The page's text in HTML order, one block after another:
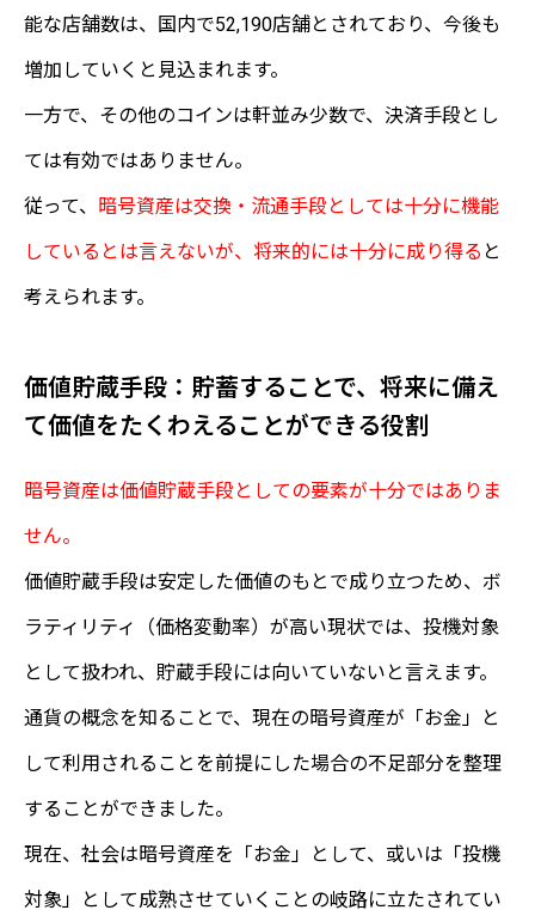
能な店舗数は、国内で52,190店舗とされており、今後も
増加していくと見込まれます。
一方で、その他のコインは軒並み少数で、決済手段とし
ては有効ではありません。
従って、
暗号資産は交換・流通手段としては十分に機能
しているとは言えないが、将来的には十分に成り得る と
考えられます。
価値貯蔵手段：貯蓄することで、将来に備え
て価値をたくわえることができる役割
暗号資産は価値貯蔵手段としての要素が十分ではありま
せん。
価値貯蔵手段は安定した価値のもとで成り立つため、ボ
ラティリティ（価格変動率）が高い現状では、投機対象
として扱われ、貯蔵手段には向いていないと言えます。
通貨の概念を知ることで、現在の暗号資産が「お金」と
して利用されることを前提にした場合の不足部分を整理
することができました。
現在、社会は暗号資産を「お金」として、或いは「投機
対象」として成熟させていくことの岐路に立たされてい